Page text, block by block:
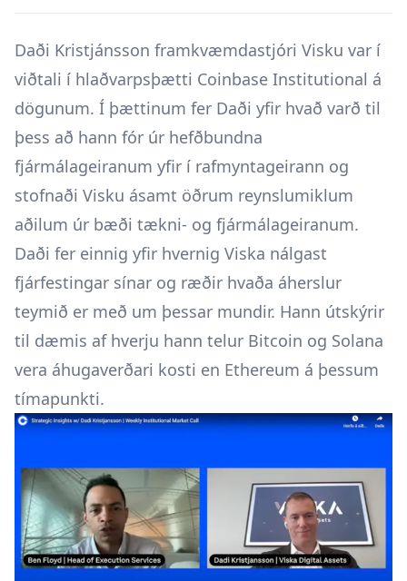
Daði Kristjánsson framkvæmdastjóri Visku var í
viðtali í hlaðvarpsþætti Coinbase Institutional á
dögunum. Í þættinum fer Daði yfir hvað varð til
þess að hann fór úr hefðbundna
fjármálageiranum yfir í rafmyntageirann og
stofnaði Visku ásamt öðrum reynslumiklum
aðilum úr bæði tækni- og fjármálageiranum.
Daði fer einnig yfir hvernig Viska nálgast
fjárfestingar sínar og ræðir hvaða áherslur
teymið er með um þessar mundir. Hann útskýrir
til dæmis af hverju hann telur Bitcoin og Solana
vera áhugaverðari kosti en Ethereum á þessum
tímapunkti.